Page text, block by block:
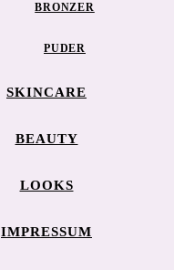
BRONZER
PUDER
SKINCARE
BEAUTY
LOOKS
IMPRESSUM